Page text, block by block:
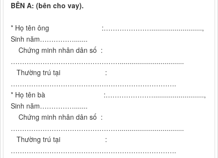
BÊN A: (bên cho vay).
* Họ tên ông :…………………..........................,
Sinh năm…………….......
Chứng minh nhân dân số :
………………………………………….................................
Thường trú tại :
……………………………………………………………….
* Họ tên bà :…………………..........................,
Sinh năm…………….......
Chứng minh nhân dân số :
………………………………………….................................
Thường trú tại :
……………………………………………………………….